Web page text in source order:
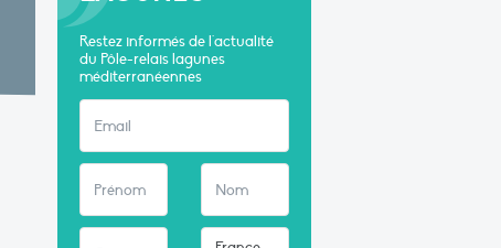
Restez informés de l'actualité
du Pôle-relais lagunes
méditerranéennes